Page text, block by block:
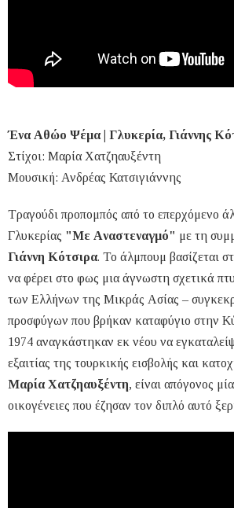
Ένα Αθώο Ψέμα | Γλυκερία, Γιάννης
Στίχοι: Μαρία Χατζηαυξέντη
Μουσική: Ανδρέας Κατσιγιάννης
Τραγούδι προπομπός από το επερχόμενο
Γλυκερίας "Με Aναστεναγμό" με τη
Γιάννη Κότσιρα. Το άλμπουμ βασίζεται
να φέρει στο φως μια άγνωστη σχετικά
των Ελλήνων της Μικράς Ασίας –
προσφύγων που βρήκαν καταφύγιο στην
1974 αναγκάστηκαν εκ νέου να
εξαιτίας της τουρκικής εισβολής και
Μαρία Χατζηαυξέντη, είναι απόγονος
οικογένειες που έζησαν τον διπλό αυτό